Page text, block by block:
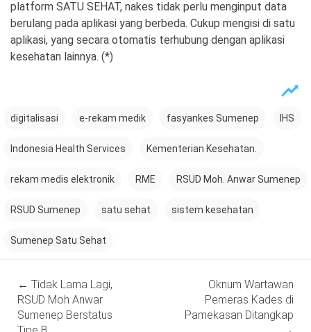
platform SATU SEHAT, nakes tidak perlu menginput data
berulang pada aplikasi yang berbeda. Cukup mengisi di satu
aplikasi, yang secara otomatis terhubung dengan aplikasi
kesehatan lainnya. (*)
digitalisasi e-rekam medik fasyankes Sumenep IHS
Indonesia Health Services Kementerian Kesehatan.
rekam medis elektronik RME RSUD Moh. Anwar Sumenep
RSUD Sumenep satu sehat sistem kesehatan
Sumenep Satu Sehat
navigation
← Tidak Lama Lagi,
RSUD Moh Anwar
Sumenep Berstatus
Oknum Wartawan
Pemeras Kades di
Pamekasan Ditangkap